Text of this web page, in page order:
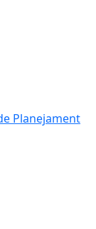
Planejament